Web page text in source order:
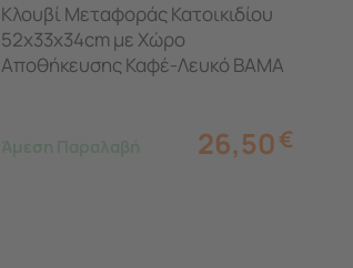
Κλουβί Μεταφοράς Κατοικιδίου
52x33x34cm με Χώρο
Αποθήκευσης Καφέ-Λευκό BAMA
Άμεση Παραλαβή 26,50€